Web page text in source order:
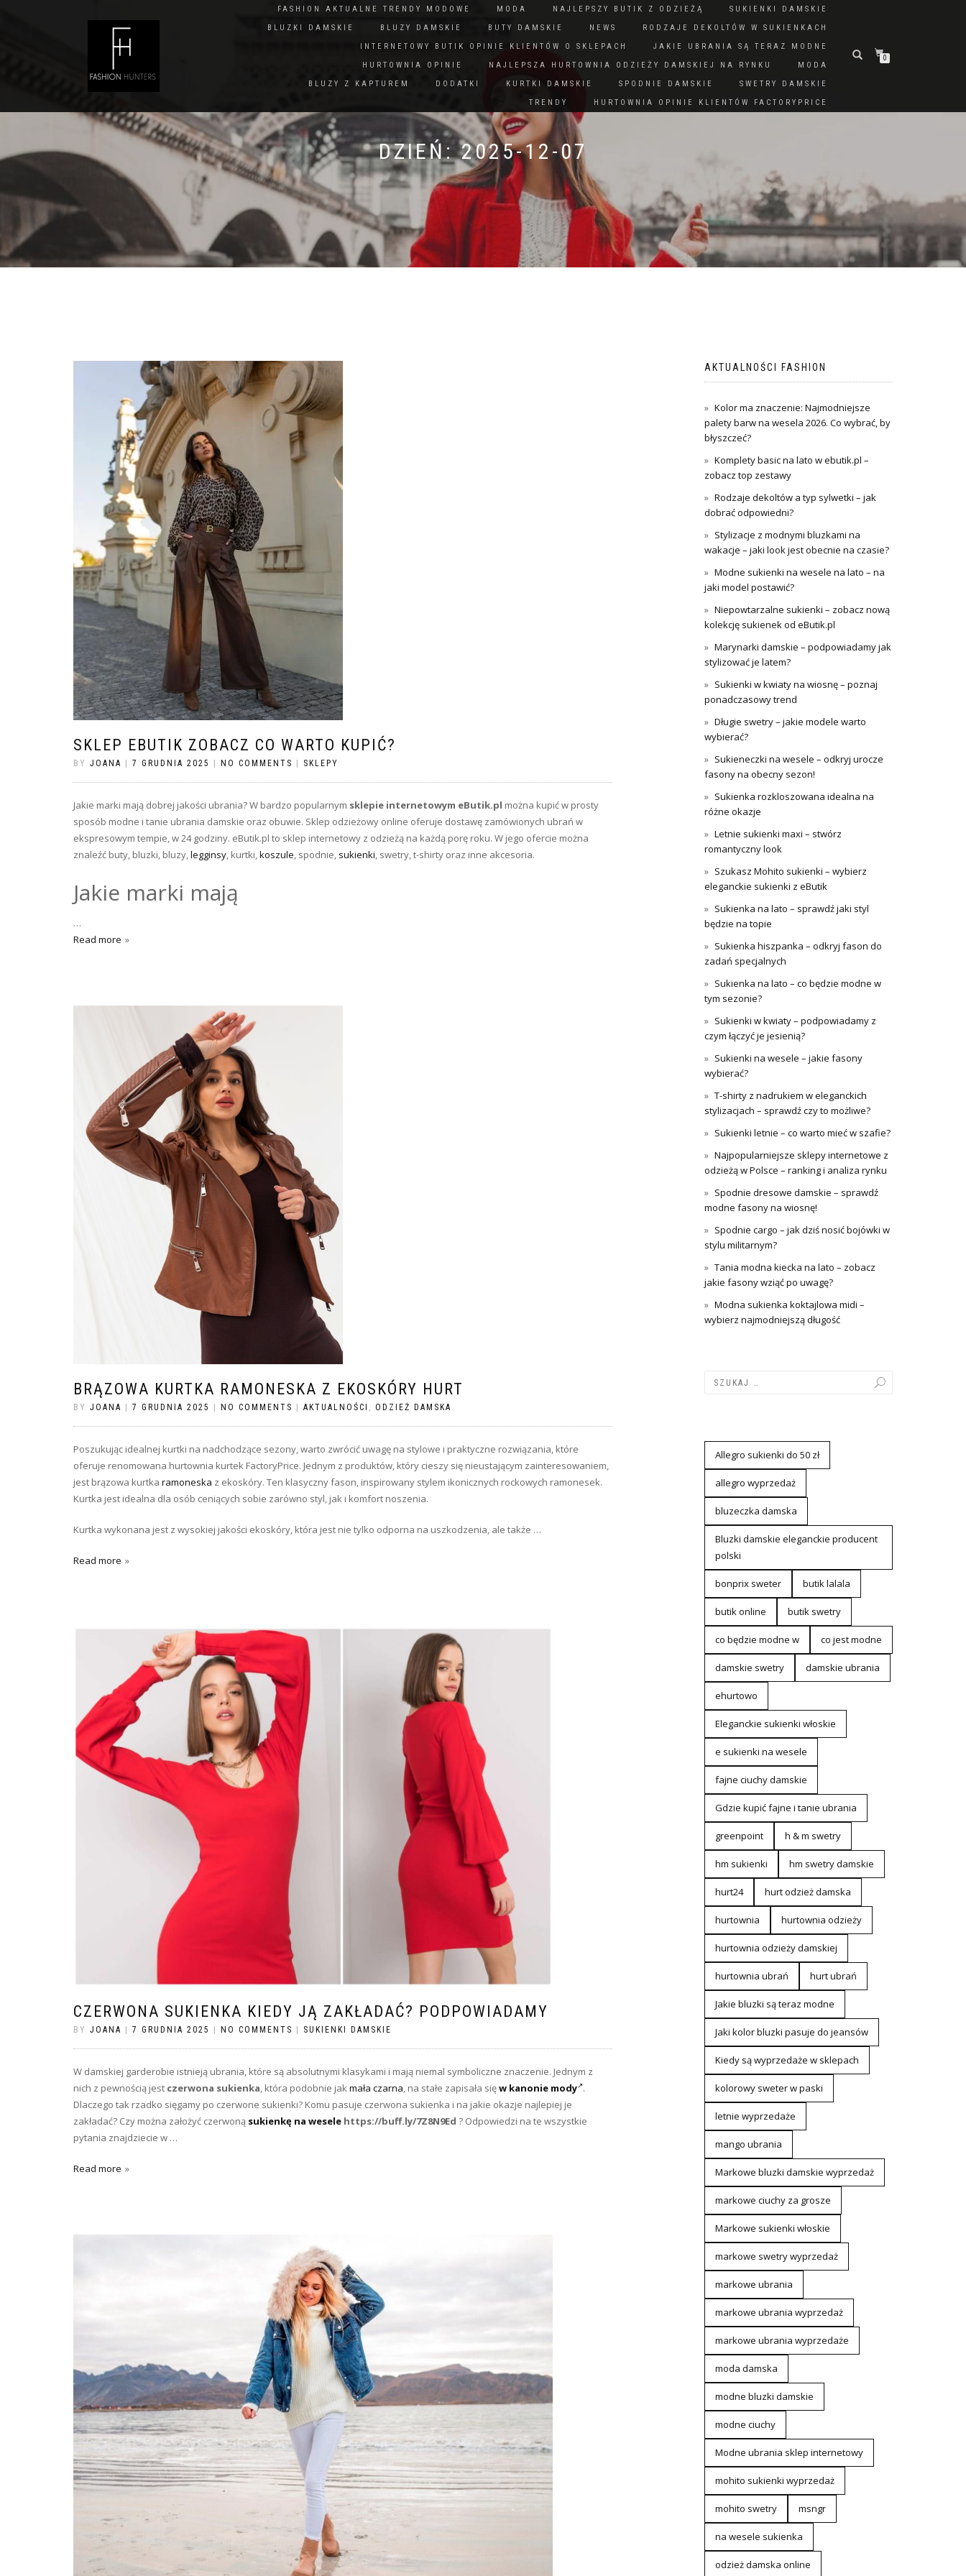
FASHION AKTUALNE TRENDY MODOWE MODA NAJLEPSZY BUTIK Z ODZIEŻĄ
SUKIENKI DAMSKIE
BLUZKI DAMSKIE
BLUZY DAMSKIE BUTY DAMSKIE NEWS
RODZAJE DEKOLTÓW W SUKIENKACH
INTERNETOWY BUTIK OPINIE KLIENTÓW O SKLEPACH
JAKIE UBRANIA SĄ TERAZ MODNE
HURTOWNIA OPINIE
NAJLEPSZA HURTOWNIA ODZIEŻY DAMSKIEJ NA RYNKU
MODA
BLUZY Z KAPTUREM
DODATKI KURTKI DAMSKIE SPODNIE DAMSKIE
SWETRY DAMSKIE
TRENDY
HURTOWNIA OPINIE KLIENTÓW FACTORYPRICE
0
DZIEŃ:2025-12-07
SKLEP EBUTIK ZOBACZ CO WARTO KUPIĆ?
BY JOANA 7 GRUDNIA 2025 NO COMMENTS SKLEPY
Jakie marki mają dobrej jakości ubrania? W bardzo popularnym sklepie internetowym eButik.pl można kupić w prosty
sposób modne i tanie ubrania damskie oraz obuwie. Sklep odzieżowy online oferuje dostawę zamówionych ubrań w
ekspresowym tempie, w 24 godziny. eButik.pl to sklep internetowy z odzieżą na każdą porę roku. W jego ofercie można
znaleźć buty, bluzki, bluzy,legginsy, kurtki,koszule, spodnie, sukienki, swetry, t-shirty oraz inne akcesoria.
Jakie marki mają
…
Read more
BRĄZOWA KURTKA RAMONESKA Z EKOSKÓRY HURT
BY JOANA 7 GRUDNIA 2025 NO COMMENTS AKTUALNOŚCI , ODZIEŻ DAMSKA
Poszukując idealnej kurtki na nadchodzące sezony, warto zwrócić uwagę na stylowe i praktyczne rozwiązania, które
oferuje renomowana hurtownia kurtek FactoryPrice. Jednym z produktów, który cieszy się nieustającym zainteresowaniem,
jest brązowa kurtka ramoneska z ekoskóry. Ten klasyczny fason, inspirowany stylem ikonicznych rockowych ramonesek.
Kurtka jest idealna dla osób ceniących sobie zarówno styl, jak i komfort noszenia.
Kurtka wykonana jest z wysokiej jakości ekoskóry, która jest nie tylko odporna na uszkodzenia, ale także …
Read more
CZERWONA SUKIENKA KIEDY JĄ ZAKŁADAĆ? PODPOWIADAMY
BY JOANA | 7 GRUDNIA 2025 | NO COMMENTS | SUKIENKI DAMSKIE
W damskiej garderobie istnieją ubrania, które są absolutnymi klasykami i mają niemal symboliczne znaczenie. Jednym z
nich z pewnością jest czerwona sukienka, która podobnie jakmała czarna, na stałe zapisała sięw kanonie mody .
Dlaczego tak rzadko sięgamy po czerwone sukienki? Komu pasuje czerwona sukienka i na jakie okazje najlepiej je
zakładać? Czy można założyć czerwoną sukienkę na wesele https://buff.ly/7Z8N9Ed ? Odpowiedzi na te wszystkie
pytania znajdziecie w …
Read more
AKTUALNOŚCI FASHION
Kolor ma znaczenie: Najmodniejsze
palety barw na wesela 2026. Co wybrać, by
błyszczeć?
Komplety basic na lato w ebutik.pl –
zobacz top zestawy
Rodzaje dekoltów a typ sylwetki – jak
dobrać odpowiedni?
Stylizacje z modnymi bluzkami na
wakacje – jaki look jest obecnie na czasie?
Modne sukienki na wesele na lato – na
jaki model postawić?
Niepowtarzalne sukienki – zobacz nową
kolekcję sukienek od eButik.pl
Marynarki damskie – podpowiadamy jak
stylizować je latem?
Sukienki w kwiaty na wiosnę – poznaj
ponadczasowy trend
Długie swetry – jakie modele warto
wybierać?
Sukieneczki na wesele – odkryj urocze
fasony na obecny sezon!
Sukienka rozkloszowana idealna na
różne okazje
Letnie sukienki maxi – stwórz
romantyczny look
Szukasz Mohito sukienki – wybierz
eleganckie sukienki z eButik
Sukienka na lato – sprawdź jaki styl
będzie na topie
Sukienka hiszpanka – odkryj fason do
zadań specjalnych
Sukienka na lato – co będzie modne w
tym sezonie?
Sukienki w kwiaty – podpowiadamy z
czym łączyć je jesienią?
Sukienki na wesele – jakie fasony
wybierać?
T-shirty z nadrukiem w eleganckich
stylizacjach – sprawdź czy to możliwe?
Sukienki letnie – co warto mieć w szafie?
Najpopularniejsze sklepy internetowe z
odzieżą w Polsce – ranking i analiza rynku
Spodnie dresowe damskie – sprawdź
modne fasony na wiosnę!
Spodnie cargo – jak dziś nosić bojówki w
stylu militarnym?
Tania modna kiecka na lato – zobacz
jakie fasony wziąć po uwagę?
Modna sukienka koktajlowa midi –
wybierz najmodniejszą długość
Allegro sukienki do 50 zł
allegro wyprzedaż
bluzeczka damska
Bluzki damskie eleganckie producent
polski
bonprix sweter butik lalala
butik online butik swetry
co będzie modne w co jest modne
damskie swetry damskie ubrania
ehurtowo
Eleganckie sukienki włoskie
e sukienki na wesele
fajne ciuchy damskie
Gdzie kupić fajne i tanie ubrania
greenpoint h & m swetry
hm sukienki hm swetry damskie
hurt24 hurt odzież damska
hurtownia hurtownia odzieży
hurtownia odzieży damskiej
hurtownia ubrań hurt ubrań
Jakie bluzki są teraz modne
Jaki kolor bluzki pasuje do jeansów
Kiedy są wyprzedaże w sklepach
kolorowy sweter w paski
letnie wyprzedaże
mango ubrania
Markowe bluzki damskie wyprzedaż
markowe ciuchy za grosze
Markowe sukienki włoskie
markowe swetry wyprzedaż
markowe ubrania
markowe ubrania wyprzedaż
markowe ubrania wyprzedaże
moda damska
modne bluzki damskie
modne ciuchy
Modne ubrania sklep internetowy
mohito sukienki wyprzedaż
mohito swetry msngr
na wesele sukienka
odzież damska online